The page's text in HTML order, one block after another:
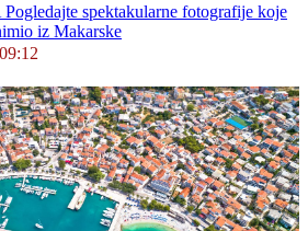
spektakularne fotografije koje
iz Makarske